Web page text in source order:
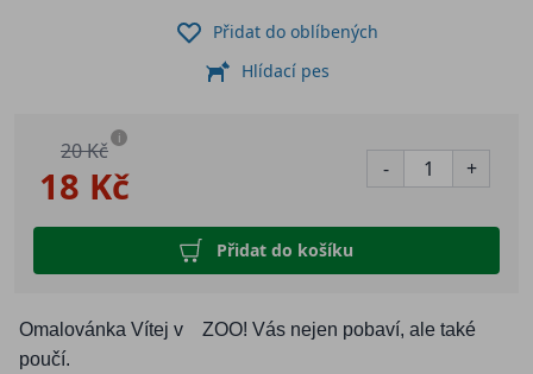
18 Kč
20 Kč i
- +
Přidat do košíku
Přidat do oblíbených
Hlídací pes
Omalovánka Vítej v ZOO! Vás nejen pobaví, ale také
poučí.